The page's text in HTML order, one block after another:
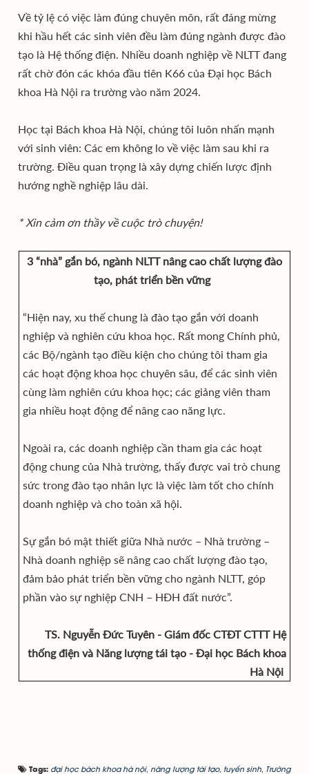
Về tỷ lệ có việc làm đúng chuyên môn, rất đáng mừng
khi hầu hết các sinh viên đều làm đúng ngành được đào
tạo là Hệ thống điện. Nhiều doanh nghiệp về NLTT đang
rất chờ đón các khóa đầu tiên K66 của Đại học Bách
khoa Hà Nội ra trường vào năm 2024.
Học tại Bách khoa Hà Nội, chúng tôi luôn nhấn mạnh
với sinh viên: Các em không lo về việc làm sau khi ra
trường. Điều quan trọng là xây dựng chiến lược định
hướng nghề nghiệp lâu dài.
* Xin cảm ơn thầy về cuộc trò chuyện!
3 “nhà” gắn bó, ngành NLTT nâng cao chất lượng đào
tạo, phát triển bền vững
“Hiện nay, xu thế chung là đào tạo gắn với doanh
nghiệp và nghiên cứu khoa học. Rất mong Chính phủ,
các Bộ/ngành tạo điều kiện cho chúng tôi tham gia
các hoạt động khoa học chuyên sâu, để các sinh viên
cùng làm nghiên cứu khoa học; các giảng viên tham
gia nhiều hoạt động để nâng cao năng lực.
Ngoài ra, các doanh nghiệp cần tham gia các hoạt
động chung của Nhà trường, thấy được vai trò chung
sức trong đào tạo nhân lực là việc làm tốt cho chính
doanh nghiệp và cho toàn xã hội.
Sự gắn bó mật thiết giữa Nhà nước – Nhà trường –
Nhà doanh nghiệp sẽ nâng cao chất lượng đào tạo,
đảm bảo phát triển bền vững cho ngành NLTT, góp
phần vào sự nghiệp CNH – HĐH đất nước”.
TS. Nguyễn Đức Tuyên - Giám đốc CTĐT CTTT Hệ
thống điện và Năng lượng tái tạo - Đại học Bách khoa
Hà Nội
Tags: đại học bách khoa hà nội, năng lượng tái tạo, tuyển sinh
Trường